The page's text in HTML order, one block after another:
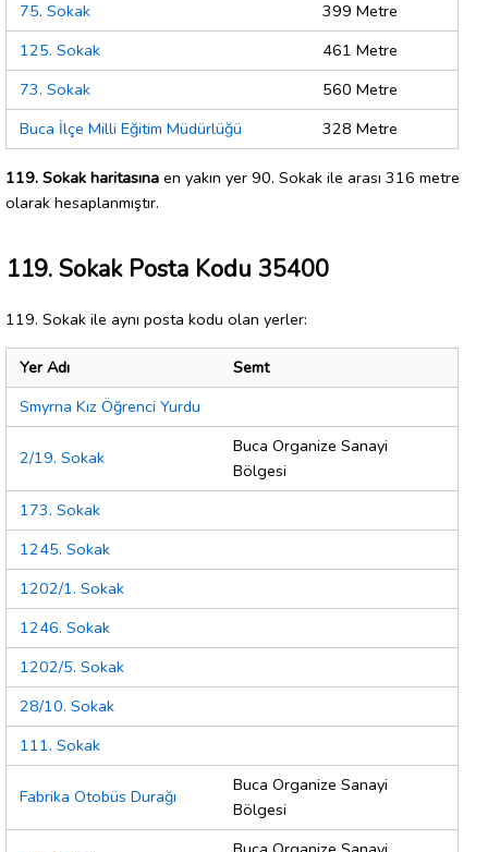
75. Sokak
399 Metre
125. Sokak
461 Metre
73. Sokak
560 Metre
Buca İlçe Milli Eğitim Müdürlüğü
328 Metre
119. Sokak haritasına en yakın yer 90. Sokak ile arası 316 metre
olarak hesaplanmıştır.
119. Sokak Posta Kodu 35400
119. Sokak ile aynı posta kodu olan yerler:
Yer Adı
Semt
Smyrna Kız Öğrenci Yurdu
2/19. Sokak
Buca Organize Sanayi
Bölgesi
173. Sokak
1245. Sokak
1202/1. Sokak
1246. Sokak
1202/5. Sokak
28/10. Sokak
111. Sokak
Fabrika Otobüs Durağı
Buca Organize Sanayi
Bölgesi